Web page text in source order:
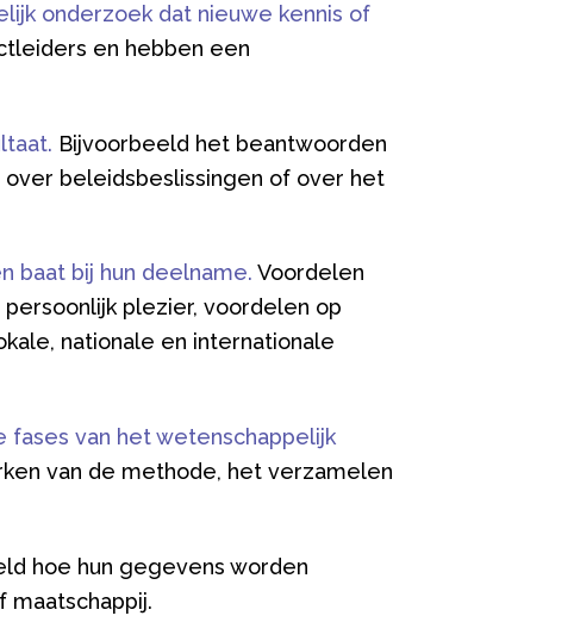
onderzoek dat nieuwe kennis of
en hebben een
Bijvoorbeeld het beantwoorden
beleidsbeslissingen of over het
baat bij hun deelname.Voordelen
plezier, voordelen op
nationale en internationale
fases van het wetenschappelijk
van de methode, het verzamelen
hoe hun gegevens worden